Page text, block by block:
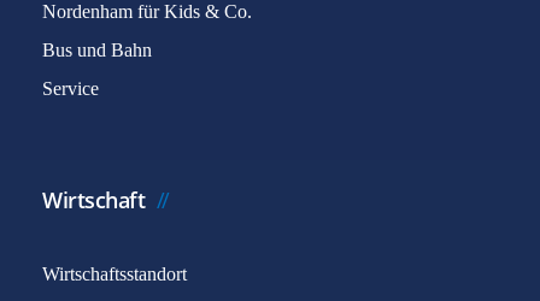
Nordenham für Kids & Co.
Bus und Bahn
Service
Wirtschaft
Wirtschaftsstandort